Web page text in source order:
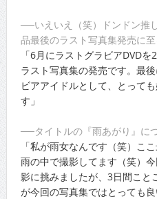
──いえいえ（笑）ドンドン推
品最後のラスト写真集発売に至
「6月にラストグラビアDVD
ラスト写真集の発売です。最
ビアアイドルとして、とって
す」
──タイトルの『雨あがり』に
「私が雨女なんです（笑）こ
雨の中で撮影してます（笑）
影に挑みましたが、3日間こと
が今回の写真集ではとっても